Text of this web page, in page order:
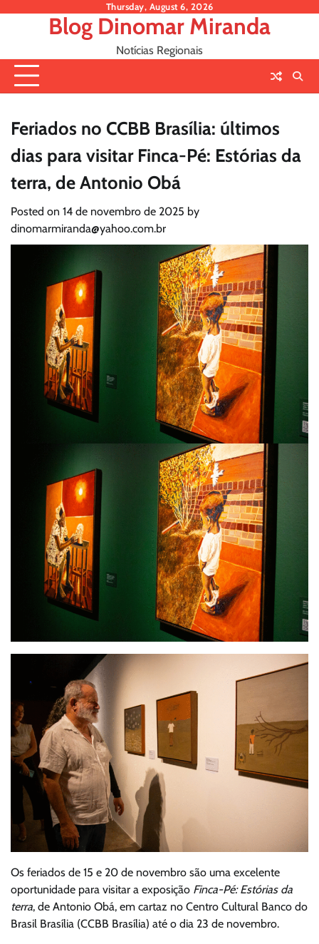
Thursday, August 6, 2026
Blog Dinomar Miranda
Notícias Regionais
Feriados no CCBB Brasília: últimos
dias para visitar Finca-Pé: Estórias da
terra, de Antonio Obá
Posted on 14 de novembro de 2025 by
dinomarmiranda@yahoo.com.br
Os feriados de 15 e 20 de novembro são uma excelente
oportunidade para visitar a exposição Finca-Pé: Estórias da
terra, de Antonio Obá, em cartaz no Centro Cultural Banco do
Brasil Brasília (CCBB Brasília) até o dia 23 de novembro.